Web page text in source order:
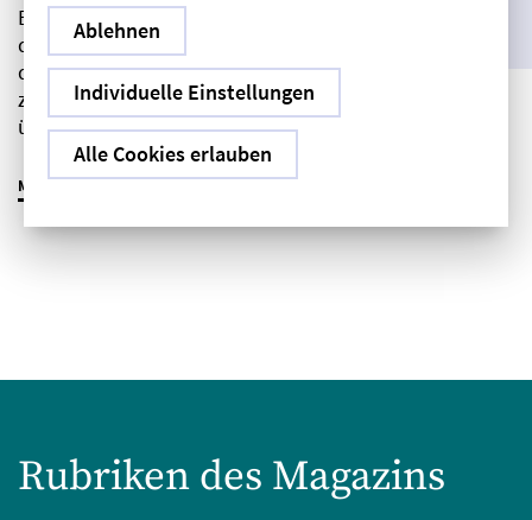
Ablehnen
Individuelle Einstellungen
Alle Cookies erlauben
Ein Gespräch mit Prof. Dr. med. Wolf-Dieter Ludwig,
dem Vorsitzenden der Arzneimittelkommission der
deutschen Ärzteschaft (AkdÄ), über Liefer- und
zunehmende Versorgungsengpässe bei Arzneimitteln,
über Ursachen und Maßnahmen.
MEHR ERFAHREN
Rubriken des Magazins